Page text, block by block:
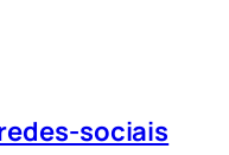
sociais